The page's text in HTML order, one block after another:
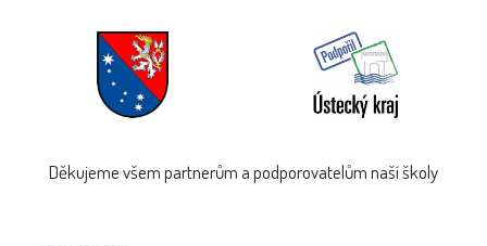
Děkujeme všem partnerům a podporovatelům naší školy